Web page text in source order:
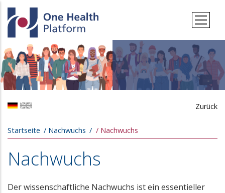
Direkt zum Inhalt
Zurück
Pfadnavigation
Startseite Nachwuchs Nachwuchs
Nachwuchs
Der wissenschaftliche Nachwuchs ist ein essentieller